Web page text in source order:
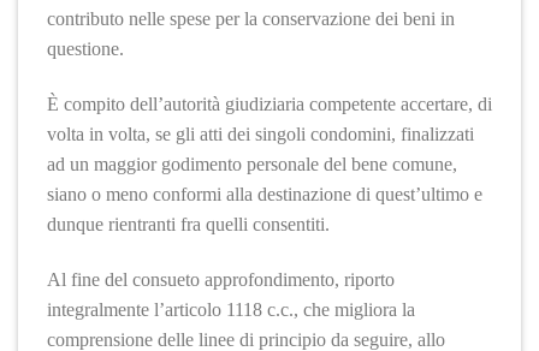
contributo nelle spese per la conservazione dei beni in
questione.
È compito dell’autorità giudiziaria competente accertare, di
volta in volta, se gli atti dei singoli condomini, finalizzati
ad un maggior godimento personale del bene comune,
siano o meno conformi alla destinazione di quest’ultimo e
dunque rientranti fra quelli consentiti.
Al fine del consueto approfondimento, riporto
integralmente l’articolo 1118 c.c., che migliora la
comprensione delle linee di principio da seguire, allo